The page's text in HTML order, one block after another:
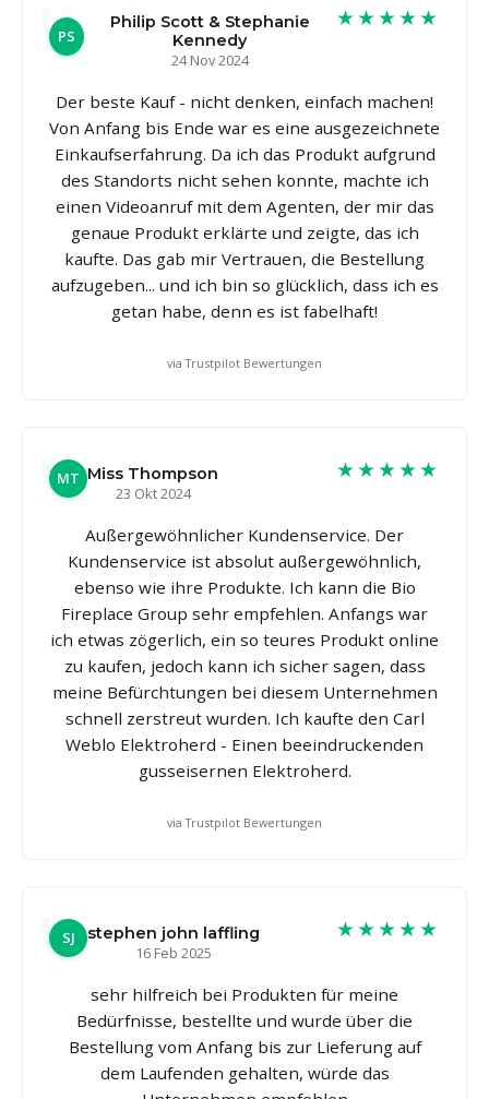
PS
Philip Scott & Stephanie
Kennedy
24 Nov 2024
★★★★★
Der beste Kauf - nicht denken, einfach machen!
Von Anfang bis Ende war es eine ausgezeichnete
Einkaufserfahrung. Da ich das Produkt aufgrund
des Standorts nicht sehen konnte, machte ich
einen Videoanruf mit dem Agenten, der mir das
genaue Produkt erklärte und zeigte, das ich
kaufte. Das gab mir Vertrauen, die Bestellung
aufzugeben... und ich bin so glücklich, dass ich es
getan habe, denn es ist fabelhaft!
via Trustpilot Bewertungen
MT Miss Thompson
23 Okt 2024
★★★★★
Außergewöhnlicher Kundenservice. Der
Kundenservice ist absolut außergewöhnlich,
ebenso wie ihre Produkte. Ich kann die Bio
Fireplace Group sehr empfehlen. Anfangs war
ich etwas zögerlich, ein so teures Produkt online
zu kaufen, jedoch kann ich sicher sagen, dass
meine Befürchtungen bei diesem Unternehmen
schnell zerstreut wurden. Ich kaufte den Carl
Weblo Elektroherd - Einen beeindruckenden
gusseisernen Elektroherd.
via Trustpilot Bewertungen
SJ
stephen john laffling
16 Feb 2025
★★★★★
sehr hilfreich bei Produkten für meine
Bedürfnisse, bestellte und wurde über die
Bestellung vom Anfang bis zur Lieferung auf
dem Laufenden gehalten, würde das